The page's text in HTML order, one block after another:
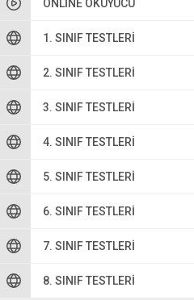
ONLINE OKUYUCU
1. SINIF TESTLERI
2. SINIF TESTLERI
3. SINIF TESTLERI
4. SINIF TESTLERI
5. SINIF TESTLERI
6. SINIF TESTLERI
7. SINIF TESTLERI
8. SINIF TESTLERI
Yandaki işaretin
Yaya geçidi